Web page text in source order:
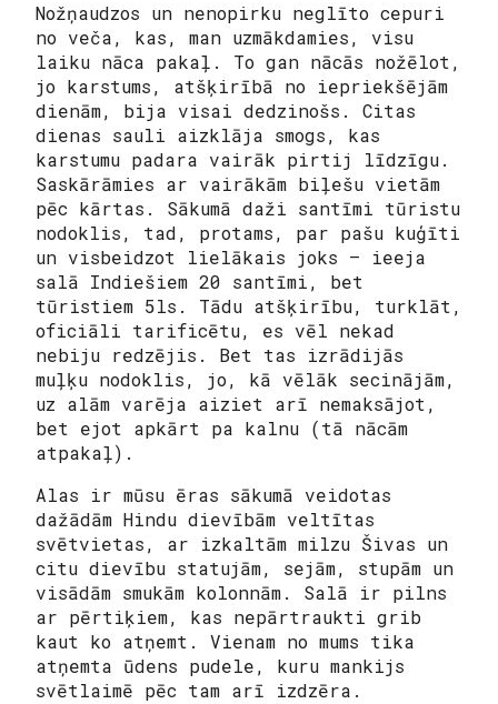
Nožņaudzos un nenopirku neglīto cepuri
no veča, kas, man uzmākdamies, visu
laiku nāca pakaļ. To gan nācās nožēlot,
jo karstums, atšķirībā no iepriekšējām
dienām, bija visai dedzinošs. Citas
dienas sauli aizklāja smogs, kas
karstumu padara vairāk pirtij līdzīgu.
Saskārāmies ar vairākām biļešu vietām
pēc kārtas. Sākumā daži santīmi tūristu
nodoklis, tad, protams, par pašu kuģīti
un visbeidzot lielākais joks – ieeja
salā Indiešiem 20 santīmi, bet
tūristiem 5ls. Tādu atšķirību, turklāt,
oficiāli tarificētu, es vēl nekad
nebiju redzējis. Bet tas izrādijās
muļķu nodoklis, jo, kā vēlāk secinājām,
uz alām varēja aiziet arī nemaksājot,
bet ejot apkārt pa kalnu (tā nācām
atpakaļ).
Alas ir mūsu ēras sākumā veidotas
dažādām Hindu dievībām veltītas
svētvietas, ar izkaltām milzu Šivas un
citu dievību statujām, sejām, stupām un
visādām smukām kolonnām. Salā ir pilns
ar pērtiķiem, kas nepārtraukti grib
kaut ko atņemt. Vienam no mums tika
atņemta ūdens pudele, kuru mankijs
svētlaimē pēc tam arī izdzēra.